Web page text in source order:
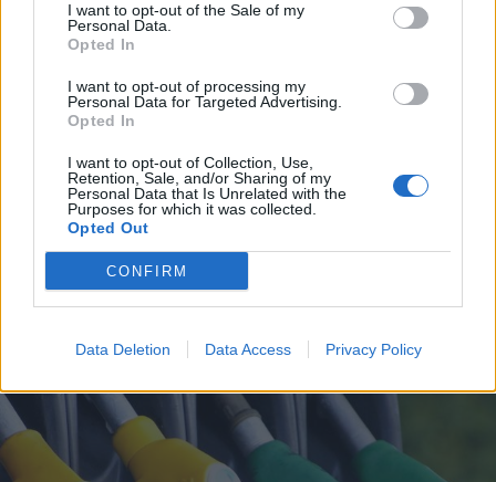
I want to opt-out of the Sale of my
Personal Data.
Opted In
I want to opt-out of processing my
Personal Data for Targeted Advertising.
Opted In
I want to opt-out of Collection, Use,
Retention, Sale, and/or Sharing of my
Personal Data that Is Unrelated with the
Purposes for which it was collected.
Opted Out
CONFIRM
Data Deletion Data Access Privacy Policy
ALTO MILANESE
102mila euro raccolti e più di 1.200
donatori: 8 progetti finanziati
grazie al crowdfunding della BCC